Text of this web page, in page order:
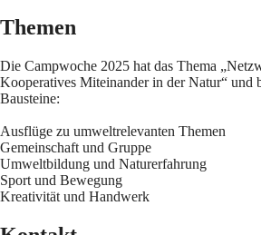
Themen
Die Campwoche 2025 hat das Thema
Kooperatives Miteinander in der Natur“ und
Bausteine:
Ausflüge zu umweltrelevanten Themen
Gemeinschaft und Gruppe
Umweltbildung und Naturerfahrung
Sport und Bewegung
Kreativität und Handwerk